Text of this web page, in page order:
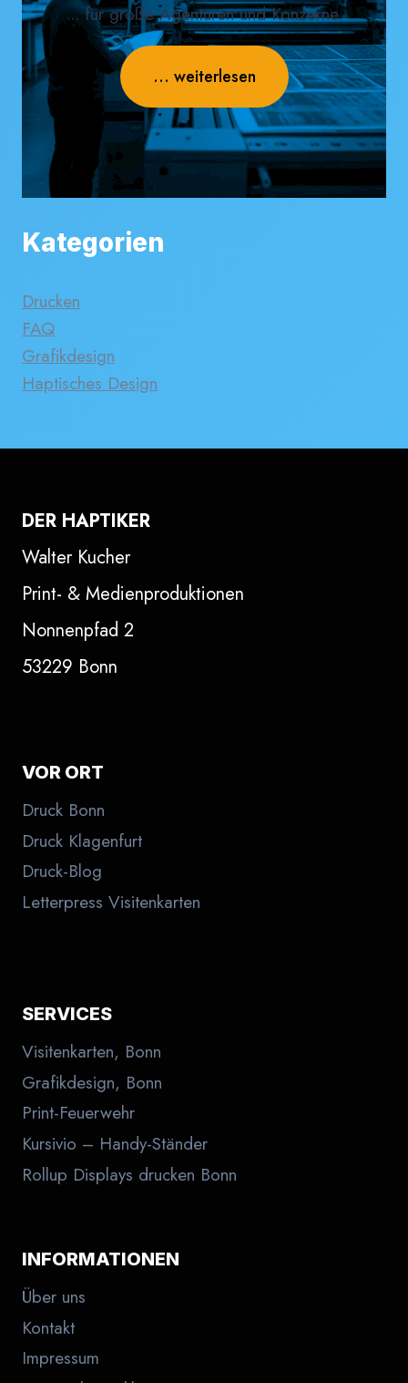
... für große Agenturen und Konzerne.
... weiterlesen
Kategorien
Drucken
FAQ
Grafikdesign
Haptisches Design
DER HAPTIKER
Walter Kucher
Print- & Medienproduktionen
Nonnenpfad 2
53229 Bonn
VOR ORT
Druck Bonn
Druck Klagenfurt
Druck-Blog
Letterpress Visitenkarten
SERVICES
Visitenkarten, Bonn
Grafikdesign, Bonn
Print-Feuerwehr
Kursivio – Handy-Ständer
Rollup Displays drucken Bonn
INFORMATIONEN
Über uns
Kontakt
Impressum